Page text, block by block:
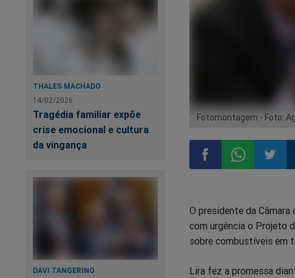
THALES MACHADO
14/02/2026
Tragédia familiar expõe
crise emocional e cultura
da vingança
DAVI TANGERINO
Fotomontagem - Foto:
no
Facebook
no
Whatsapp
no
O presidente da
com urgência o Projeto
sobre combustíveis em
Lira fez a promessa